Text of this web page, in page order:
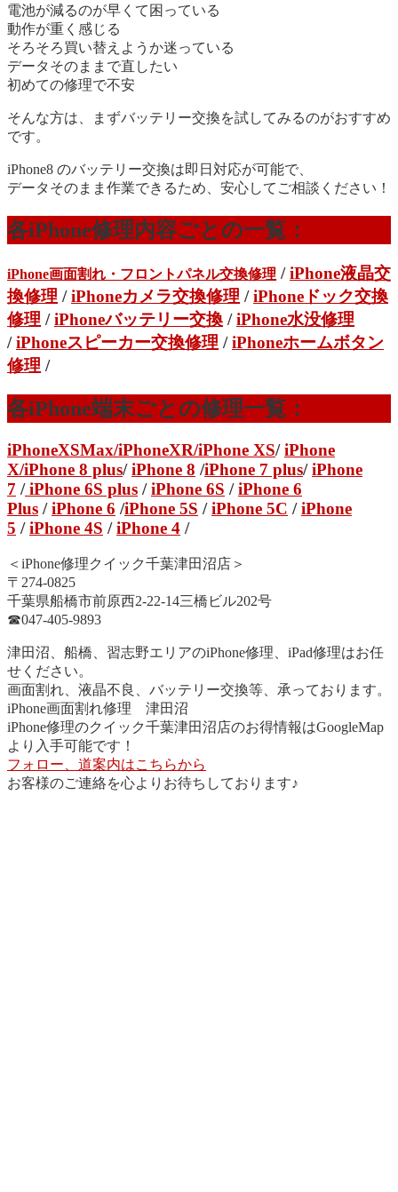
電池が減るのが早くて困っている
動作が重く感じる
そろそろ買い替えようか迷っている
データそのままで直したい
初めての修理で不安
そんな方は、まずバッテリー交換を試してみるのがおすすめ
です。
iPhone8 のバッテリー交換は即日対応が可能で、
データそのまま作業できるため、安心してご相談ください！
各iPhone修理内容ごとの一覧：
iPhone画面割れ・フロントパネル交換修理 /iPhone液晶交
換修理 /iPhoneカメラ交換修理 /iPhoneドック交換
修理 /iPhoneバッテリー交換 /iPhone水没修理
/iPhoneスピーカー交換修理 /iPhoneホームボタン
修理 /
各iPhone端末ごとの修理一覧：
iPhoneXSMax/iPhoneXR/iPhone XS/iPhone
X/iPhone 8 plus/iPhone 8 /iPhone 7 plus/iPhone
7 /iPhone 6S plus /iPhone 6S /iPhone 6
Plus /iPhone 6 /iPhone 5S /iPhone 5C /iPhone
5 /iPhone 4S /iPhone 4 /
＜iPhone修理クイック千葉津田沼店＞
〒274-0825
千葉県船橋市前原西2-22-14三橋ビル202号
☎︎047-405-9893
津田沼、船橋、習志野エリアのiPhone修理、iPad修理はお任
せください。
画面割れ、液晶不良、バッテリー交換等、承っております。
iPhone画面割れ修理 津田沼
iPhone修理のクイック千葉津田沼店のお得情報はGoogleMap
より入手可能です！
フォロー、道案内はこちらから
お客様のご連絡を心よりお待ちしております♪